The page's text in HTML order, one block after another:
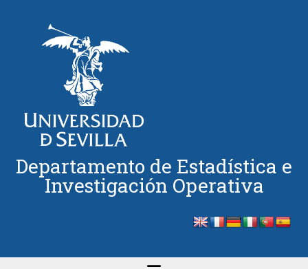
Departamento de Estadística e
Investigación Operativa